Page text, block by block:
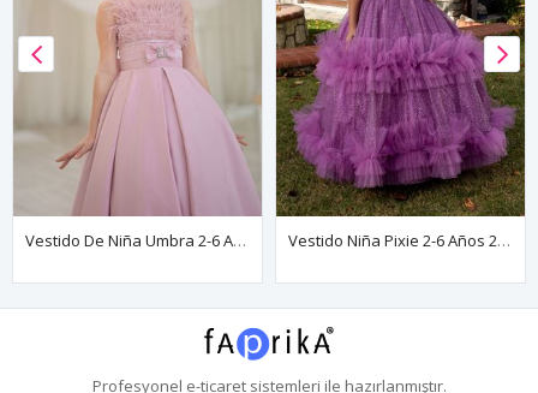
Vestido De Niña Umbra 2-6 Años 20143 Polvo Vestido Niña Pixie 2-6 Años 20080 Lila
Profesyonel e-ticaretsistemleri ile hazırlanmıştır.